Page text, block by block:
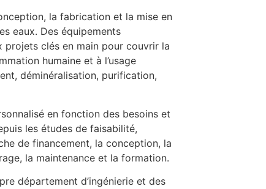
la fabrication et la mise en
eaux. Des équipements
projets clés en main pour couvrir la
humaine et à l’usage
déminéralisation, purification,
en fonction des besoins et
les études de faisabilité,
de financement, la conception, la
la maintenance et la formation.
département d’ingénierie et des